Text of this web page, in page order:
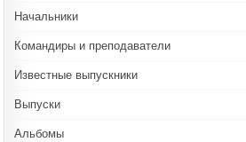
Начальники
Командиры и преподаватели
Известные выпускники
Выпуски
Альбомы